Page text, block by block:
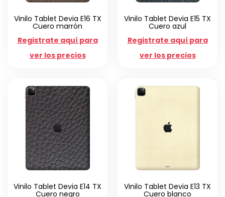
Vinilo Tablet Devia E16 TX
Cuero marrón
Registrate aquí para
ver los precios
Vinilo Tablet Devia E15 TX
Cuero azul
Registrate aquí para
ver los precios
Vinilo Tablet Devia E14 TX
Cuero negro
Vinilo Tablet Devia E13 TX
Cuero blanco